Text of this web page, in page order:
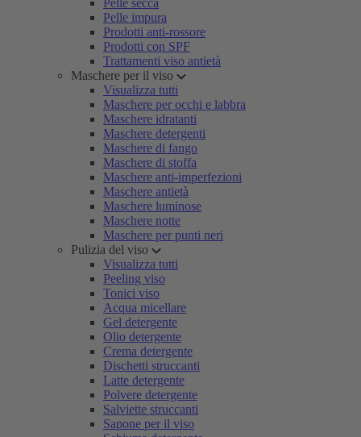
Pelle secca
Pelle impura
Prodotti anti-rossore
Prodotti con SPF
Trattamenti viso antietà
Maschere per il viso
Visualizza tutti
Maschere per occhi e labbra
Maschere idratanti
Maschere detergenti
Maschere di fango
Maschere di stoffa
Maschere anti-imperfezioni
Maschere antietà
Maschere luminose
Maschere notte
Maschere per punti neri
Pulizia del viso
Visualizza tutti
Peeling viso
Tonici viso
Acqua micellare
Gel detergente
Olio detergente
Crema detergente
Dischetti struccanti
Latte detergente
Polvere detergente
Salviette struccanti
Sapone per il viso